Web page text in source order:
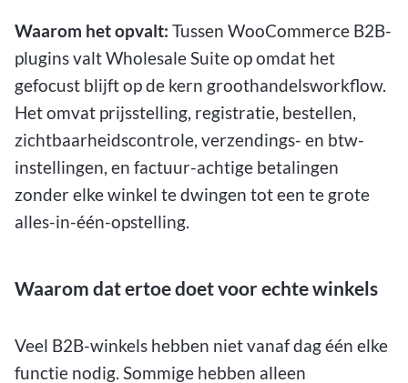
Waarom het opvalt: Tussen WooCommerce B2B-
plugins valt Wholesale Suite op omdat het
gefocust blijft op de kern groothandelsworkflow.
Het omvat prijsstelling, registratie, bestellen,
zichtbaarheidscontrole, verzendings- en btw-
instellingen, en factuur-achtige betalingen
zonder elke winkel te dwingen tot een te grote
alles-in-één-opstelling.
Waarom dat ertoe doet voor echte winkels
Veel B2B-winkels hebben niet vanaf dag één elke
functie nodig. Sommige hebben alleen